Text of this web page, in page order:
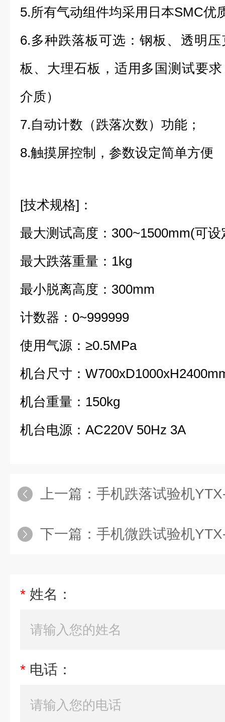
5.所有气动组件均采用日本SMC优
6.多种跌落板可选：钢板、透明
板、大理石板，适用多国测试要
介质）
7.自动计数（跌落次数）功能；
8.触摸屏控制，参数设定简单方便
[技术规格]：
最大测试高度：300~1500mm(可设
最大跌落重量：1kg
最小脱离高度：300mm
计数器：0~999999
使用气源：≥0.5MPa
机台尺寸：
机台重量：150kg
机台电源：AC220V 50Hz 3A
上一篇： 手机跌落试验机
下一篇： 手机微跌试验机
* 姓名：
* 电话：